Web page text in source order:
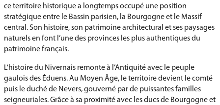
ce territoire historique a longtemps occupé une position
stratégique entre le Bassin parisien, la Bourgogne et le Massif
central. Son histoire, son patrimoine architectural et ses paysages
naturels en font l’une des provinces les plus authentiques du
patrimoine français.
L’histoire du Nivernais remonte à l’Antiquité avec le peuple
gaulois des Éduens. Au Moyen Âge, le territoire devient le comté
puis le duché de Nevers, gouverné par de puissantes familles
seigneuriales. Grâce à sa proximité avec les ducs de Bourgogne et